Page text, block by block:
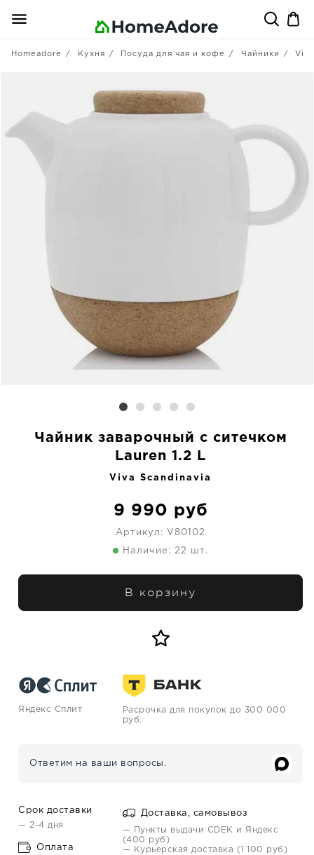
Homeadore Кухня Посуда для чая и кофе Чайники
Чайник заварочный с ситечком
Lauren 1.2 L
Viva Scandinavia
9 990 руб
Артикул: V80102
Наличие: 22 шт.
В корзину
Яндекс Сплит
Расрочка для покупок до 300 000
руб.
Ответим на ваши вопросы.
Срок доставки
— 2-4 дня
Оплата
Доставка, самовывоз
— Пункты выдачи CDEK и Яндекс
(400 руб)
— Курьерская доставка (1 100 руб)